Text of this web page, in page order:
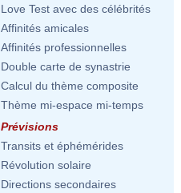
Love Test avec des célébrités
Affinités amicales
Affinités professionnelles
Double carte de synastrie
Calcul du thème composite
Thème mi-espace mi-temps
Prévisions
Transits et éphémérides
Révolution solaire
Directions secondaires